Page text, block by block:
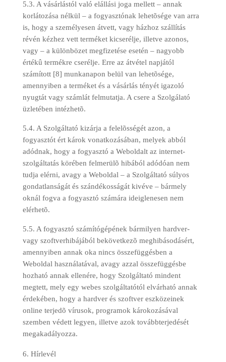
5.3. A vásárlástól való elállási joga mellett – annak
korlátozása nélkül – a fogyasztónak lehetõsége van arra
is, hogy a személyesen átvett, vagy házhoz szállítás
révén kézhez vett terméket kicserélje, illetve azonos,
vagy – a különbözet megfizetése esetén – nagyobb
értékû termékre cserélje. Erre az átvétel napjától
számított [8] munkanapon belül van lehetõsége,
amennyiben a terméket és a vásárlás tényét igazoló
nyugtát vagy számlát felmutatja. A csere a Szolgálató
üzletében intézhetõ.
5.4. A Szolgáltató kizárja a felelõsségét azon, a
fogyasztót ért károk vonatkozásában, melyek abból
adódnak, hogy a fogyasztó a Weboldalt az internet-
szolgáltatás körében felmerülõ hibából adódóan nem
tudja elérni, avagy a Weboldal – a Szolgáltató súlyos
gondatlanságát és szándékosságát kivéve – bármely
oknál fogva a fogyasztó számára ideiglenesen nem
elérhetõ.
5.5. A fogyasztó számítógépének bármilyen hardver-
vagy szoftverhibájából bekövetkezõ meghibásodásért,
amennyiben annak oka nincs összefüggésben a
Weboldal használatával, avagy azzal összefüggésbe
hozható annak ellenére, hogy Szolgáltató mindent
megtett, mely egy webes szolgáltatótól elvárható annak
érdekében, hogy a hardver és szoftver eszközeinek
online terjedõ vírusok, programok károkozásával
szemben védett legyen, illetve azok továbbterjedését
megakadályozza.
Hírlevél